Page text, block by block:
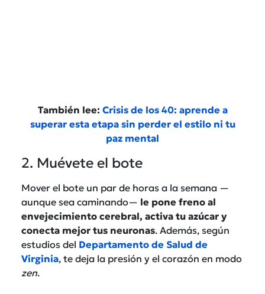
También lee: Crisis de los 40: aprende a
superar esta etapa sin perder el estilo ni tu
paz mental
2. Muévete el bote
Mover el bote un par de horas a la semana —
aunque sea caminando— le pone freno al
envejecimiento cerebral, activa tu azúcar y
conecta mejor tus neuronas. Además, según
estudios del Departamento de Salud de
Virginia, te deja la presión y el corazón en modo
zen.